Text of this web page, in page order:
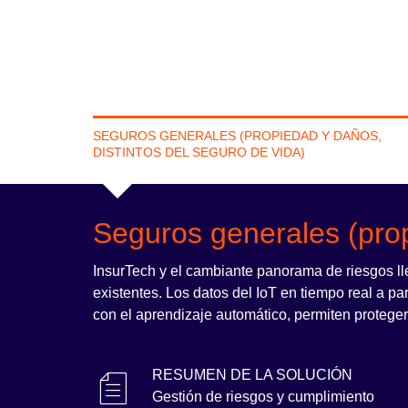
SEGUROS GENERALES (PROPIEDAD Y DAÑOS,
DISTINTOS DEL SEGURO DE VIDA)
Seguros generales
InsurTech y el cambiante panorama de riesgos
existentes. Los datos del IoT en tiempo real a
con el aprendizaje automático, permiten
RESUMEN DE LA SOLUCIÓN
Gestión de riesgos y cumplimiento